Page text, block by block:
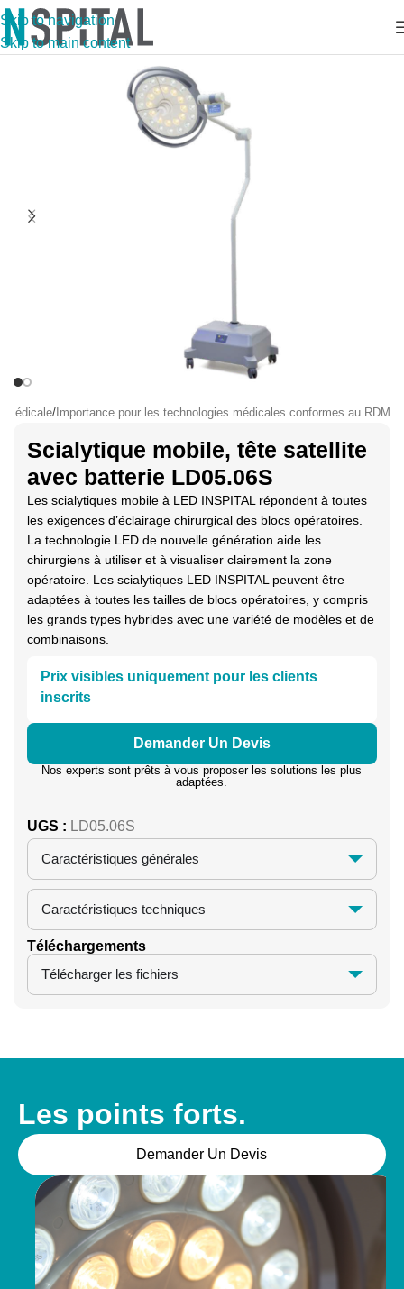
Skip to navigation
Skip to main content
médicale/Importance pour les technologies médicales conformes au RDM
Scialytique mobile, tête satellite
avec batterie LD05.06S
Les scialytiques mobile à LED INSPITAL répondent à toutes
les exigences d’éclairage chirurgical des blocs opératoires.
La technologie LED de nouvelle génération aide les
chirurgiens à utiliser et à visualiser clairement la zone
opératoire. Les scialytiques LED INSPITAL peuvent être
adaptées à toutes les tailles de blocs opératoires, y compris
les grands types hybrides avec une variété de modèles et de
combinaisons.
Prix visibles uniquement pour les clients
inscrits
Demander Un Devis
Nos experts sont prêts à vous proposer les solutions les plus
adaptées.
UGS : LD05.06S
Caractéristiques générales
Caractéristiques techniques
Téléchargements
Télécharger les fichiers
Les points forts.
Demander Un Devis